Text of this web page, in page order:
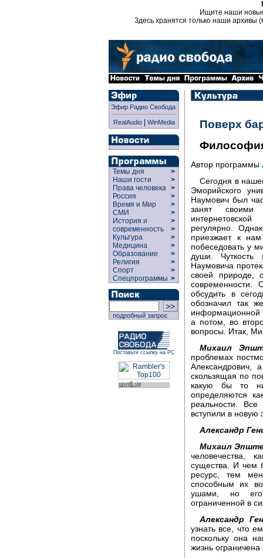
Ищите наши
Здесь хранятся только наши архивы
Эфир Радио Свобода
RealAudio| WinMedia
Темы дня
>
Наши гости
>
Права человека >
Россия
>
Время и Мир
>
СМИ
>
История и
современность
>
>
Культура
>
Медицина
>
Образование
>
Религия
>
Спорт
>
Спецпрограммы >
подробный запрос
Поставьте ссылку на РС
Поверх
Автор программы
Сегодня в
Эморийского
Наумович был
занят своими
регулярно.
приезжает к
побеседовать у
души.
Наумовича
своей природе,
обсудить в
обозначил так
информационной
а потом, во
вопросы. Итак,
Михаил
проблемах
Александрович,
скользящая по
какую бы то
определяются
реальности.
вступили в новую
Александр
Михаил
человечества,
существа. И чем
ресурс, тем
способным их
ушами, но его
ограниченной в
Александр
узнать все, что
поскольку она
жизнь